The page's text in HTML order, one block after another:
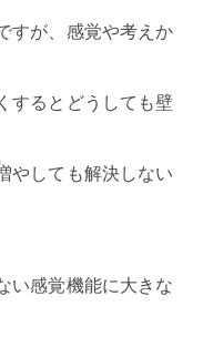
すが、感覚や考えか
するとどうしても壁
やしても解決しない
い感覚機能に大きな